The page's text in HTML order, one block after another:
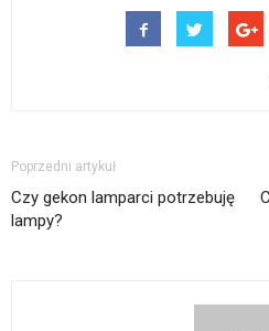
Poprzedni artykuł
Czy gekon lamparci potrzebuję
lampy?